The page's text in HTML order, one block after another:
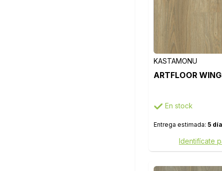
KASTAMONU
ARTFLOOR
En stock
Entrega estimada: 5
Identifícate